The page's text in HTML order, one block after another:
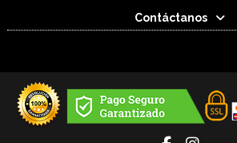
Contáctanos